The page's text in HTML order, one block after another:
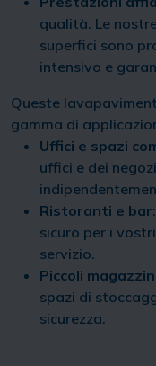
qualità. Le
superfici sono
intensivo e
Queste
gamma di
Uffici e spazi
uffici e dei
Ristoranti e bar
sicuro per i
servizio.
Piccoli
spazi di
sicurezza.